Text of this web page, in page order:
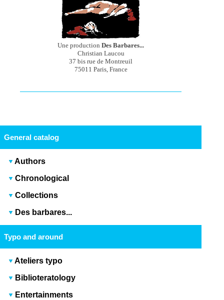
Une productionDes Barbares...
Christian Laucou
37 bis rue de Montreuil
75011 Paris, France
General catalog
Authors
Chronological
Collections
Des barbares...
Typo and around
Ateliers typo
Biblioteratology
Entertainments